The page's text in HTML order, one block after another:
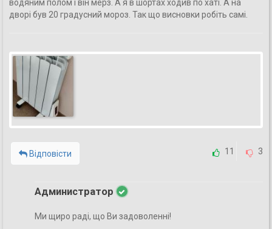
водяним полом і він мерз. А я в шортах ходив по хаті. А на
дворі був 20 градусний мороз. Так що висновки робіть самі.
11 3
Відповісти
Администратор
Ми щиро раді, що Ви задоволенні!